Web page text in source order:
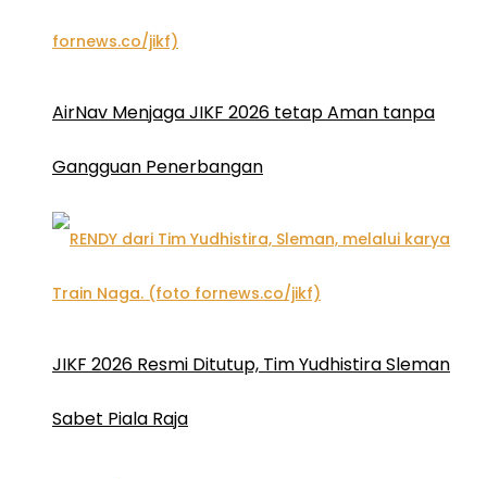
AirNav Menjaga JIKF 2026 tetap Aman tanpa
Gangguan Penerbangan
JIKF 2026 Resmi Ditutup, Tim Yudhistira Sleman
Sabet Piala Raja